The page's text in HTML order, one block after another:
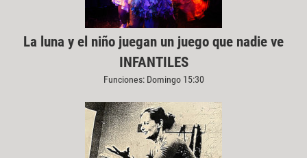
La luna y el niño juegan un juego que nadie ve
INFANTILES
Funciones: Domingo 15:30